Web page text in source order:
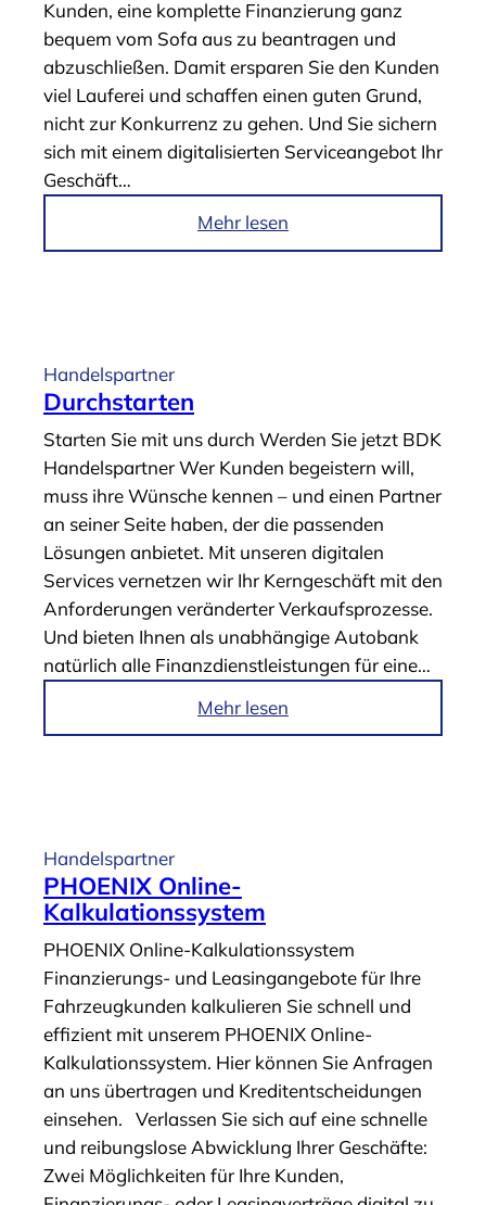
g
i
t
a
l
e
e
s
t
e
r
“
Kunden, eine komplette Finanzierung ganz
bequem vom Sofa aus zu beantragen und
abzuschließen. Damit ersparen Sie den Kunden
viel Lauferei und schaffen einen guten Grund,
nicht zur Konkurrenz zu gehen. Und Sie sichern
sich mit einem digitalisierten Serviceangebot Ihr
Geschäft…
Mehr lesen
m
l
„
D
i
g
i
t
a
l
r
e
r
u
n
g
s
a
n
t
Handelspartner
Durchstarten
Starten Sie mit uns durch Werden Sie jetzt BDK
Handelspartner Wer Kunden begeistern will,
muss ihre Wünsche kennen – und einen Partner
an seiner Seite haben, der die passenden
Lösungen anbietet. Mit unseren digitalen
Services vernetzen wir Ihr Kerngeschäft mit den
Anforderungen veränderter Verkaufsprozesse.
Und bieten Ihnen als unabhängige Autobank
natürlich alle Finanzdienstleistungen für eine…
Mehr lesen
m
„
D
u
r
c
h
s
t
a
Handelspartner
PHOENIX Online-
Kalkulationssystem
PHOENIX Online-Kalkulationssystem
Finanzierungs- und Leasingangebote für Ihre
Fahrzeugkunden kalkulieren Sie schnell und
effizient mit unserem PHOENIX Online-
Kalkulationssystem. Hier können Sie Anfragen
an uns übertragen und Kreditentscheidungen
einsehen. Verlassen Sie sich auf eine schnelle
und reibungslose Abwicklung Ihrer Geschäfte:
Zwei Möglichkeiten für Ihre Kunden,